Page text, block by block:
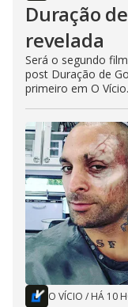
Duração
revelada
Será o segundo
post Duração de
primeiro em O Vício.
O VÍCIO / HÁ 10